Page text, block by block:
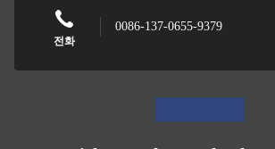
전화
0086-137-0655-9379